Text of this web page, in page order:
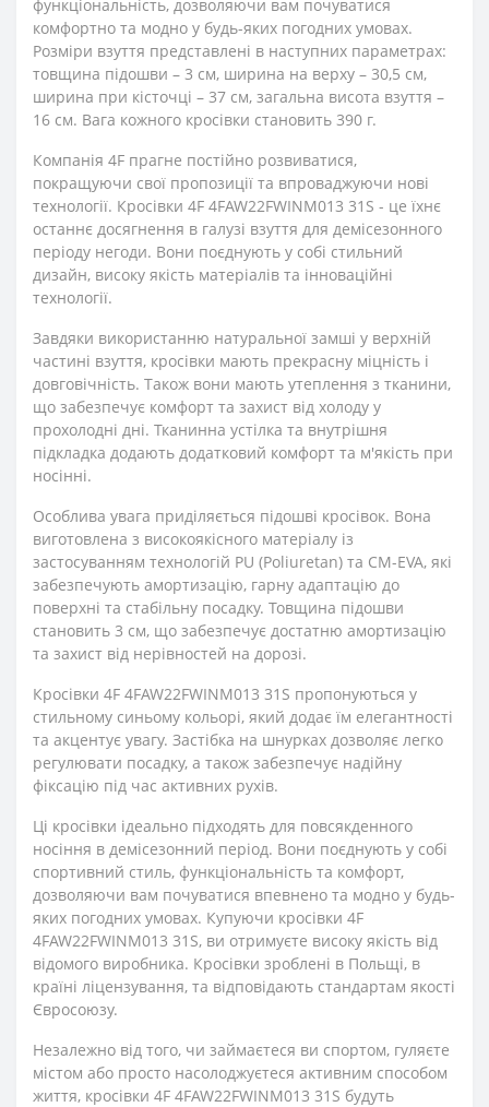
функціональність, дозволяючи вам почуватися
комфортно та модно у будь-яких погодних умовах.
Розміри взуття представлені в наступних параметрах:
товщина підошви – 3 см, ширина на верху – 30,5 см,
ширина при кісточці – 37 см, загальна висота взуття –
16 см. Вага кожного кросівки становить 390 г.
Компанія 4F прагне постійно розвиватися,
покращуючи свої пропозиції та впроваджуючи нові
технології. Кросівки 4F 4FAW22FWINM013 31S - це їхнє
останнє досягнення в галузі взуття для демісезонного
періоду негоди. Вони поєднують у собі стильний
дизайн, високу якість матеріалів та інноваційні
технології.
Завдяки використанню натуральної замші у верхній
частині взуття, кросівки мають прекрасну міцність і
довговічність. Також вони мають утеплення з тканини,
що забезпечує комфорт та захист від холоду у
прохолодні дні. Тканинна устілка та внутрішня
підкладка додають додатковий комфорт та м'якість при
носінні.
Особлива увага приділяється підошві кросівок. Вона
виготовлена з високоякісного матеріалу із
застосуванням технологій PU (Poliuretan) та CM-EVA, які
забезпечують амортизацію, гарну адаптацію до
поверхні та стабільну посадку. Товщина підошви
становить 3 см, що забезпечує достатню амортизацію
та захист від нерівностей на дорозі.
Кросівки 4F 4FAW22FWINM013 31S пропонуються у
стильному синьому кольорі, який додає їм елегантності
та акцентує увагу. Застібка на шнурках дозволяє легко
регулювати посадку, а також забезпечує надійну
фіксацію під час активних рухів.
Ці кросівки ідеально підходять для повсякденного
носіння в демісезонний період. Вони поєднують у собі
спортивний стиль, функціональність та комфорт,
дозволяючи вам почуватися впевнено та модно у будь-
яких погодних умовах. Купуючи кросівки 4F
4FAW22FWINM013 31S, ви отримуєте високу якість від
відомого виробника. Кросівки зроблені в Польщі, в
країні ліцензування, та відповідають стандартам якості
Євросоюзу.
Незалежно від того, чи займаєтеся ви спортом, гуляєте
містом або просто насолоджуєтеся активним способом
життя, кросівки 4F 4FAW22FWINM013 31S будуть